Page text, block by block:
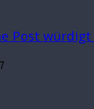
Post